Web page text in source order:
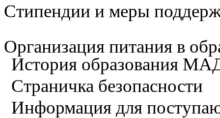
Стипендии и меры
Организация питания в
История образования
Страничка безопасности
Информация для